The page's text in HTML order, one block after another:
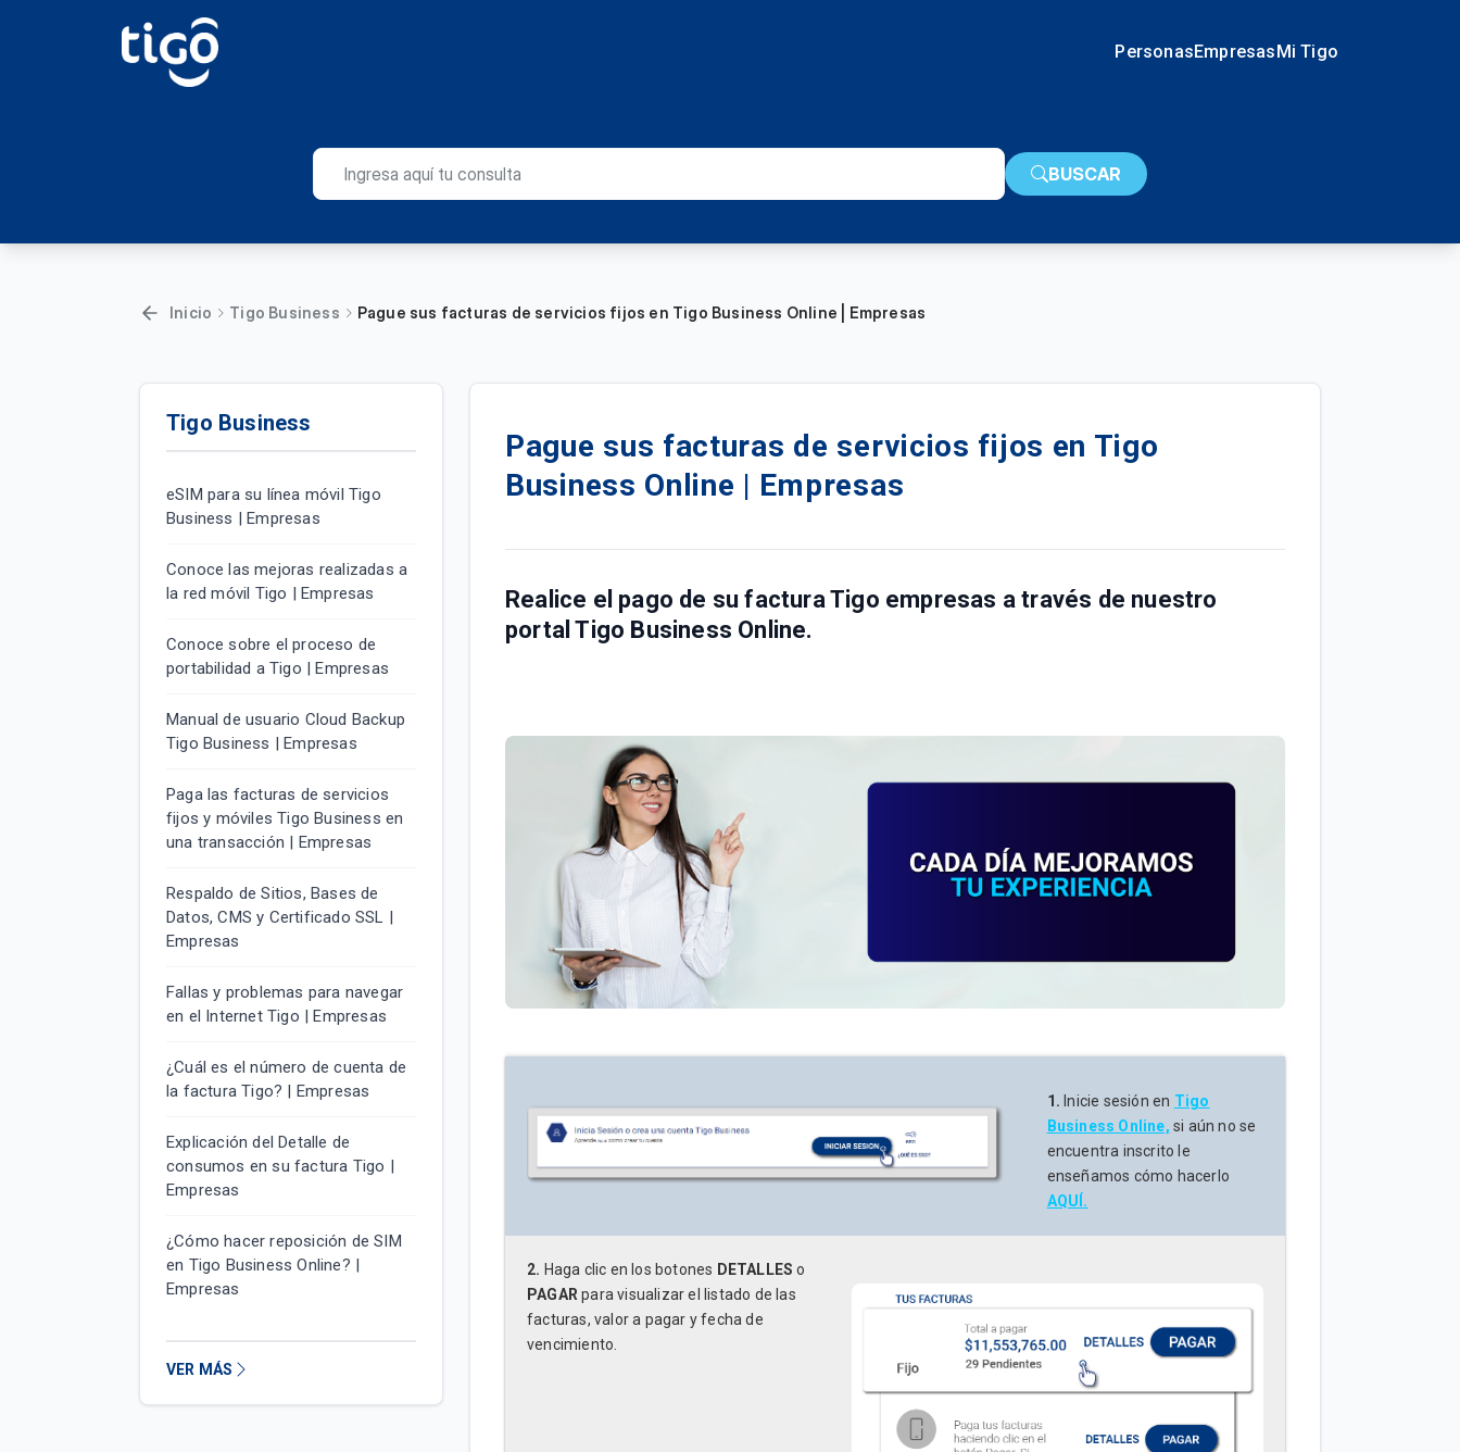
PersonasEmpresasMi Tigo
BUSCAR
Inicio Tigo Business Pague sus facturas de servicios fijos en Tigo Business Online | Empresas
Tigo Business
eSIM para su línea móvil Tigo
Business | Empresas
Conoce las mejoras realizadas a
la red móvil Tigo | Empresas
Conoce sobre el proceso de
portabilidad a Tigo | Empresas
Manual de usuario Cloud Backup
Tigo Business | Empresas
Paga las facturas de servicios
fijos y móviles Tigo Business en
una transacción | Empresas
Respaldo de Sitios, Bases de
Datos, CMS y Certificado SSL |
Empresas
Fallas y problemas para navegar
en el Internet Tigo | Empresas
¿Cuál es el número de cuenta de
la factura Tigo? | Empresas
Explicación del Detalle de
consumos en su factura Tigo |
Empresas
¿Cómo hacer reposición de SIM
en Tigo Business Online? |
Empresas
VER MÁS
Pague sus facturas de servicios fijos en Tigo
Business Online | Empresas
Realice el pago de su factura Tigo empresas a través de nuestro
portal Tigo Business Online.
1. Inicie sesión en Tigo
Business Online, si aún no se
encuentra inscrito le
enseñamos cómo hacerlo
AQUÍ.
2. Haga clic en los botones DETALLESo
PAGARpara visualizar el listado de las
facturas, valor a pagar y fecha de
vencimiento.